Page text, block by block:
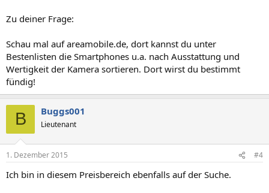
Zu deiner Frage:
Schau mal auf areamobile.de, dort kannst du unter
Bestenlisten die Smartphones u.a. nach Ausstattung und
Wertigkeit der Kamera sortieren. Dort wirst du bestimmt
fündig!
B Buggs001
Lieutenant
1. Dezember 2015 #4
Ich bin in diesem Preisbereich ebenfalls auf der Suche.